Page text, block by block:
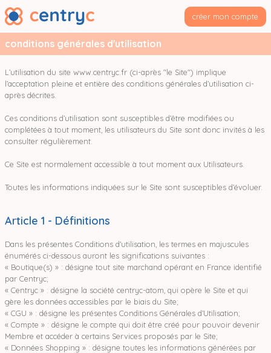
créer mon compte
conditions générales d'utilisation
L’utilisation du site www.centryc.fr (ci-après "le Site") implique
l’acceptation pleine et entière des conditions générales d’utilisation ci-
après décrites.
Ces conditions d’utilisation sont susceptibles d’être modifiées ou
complétées à tout moment, les utilisateurs du Site sont donc invités à les
consulter régulièrement.
Ce Site est normalement accessible à tout moment aux Utilisateurs.
Toutes les informations indiquées sur le Site sont susceptibles d’évoluer.
Article 1 - Définitions
Dans les présentes Conditions d'utilisation, les termes en majuscules
énumérés ci-dessous auront les significations suivantes :
« Boutique(s) » : désigne tout site marchand opérant en France identifié
par Centryc;
« Centryc » : désigne la société centryc-atom, qui opère le Site et qui
gère les données accessibles par le biais du Site;
« CGU » : désigne les présentes Conditions Générales d’Utilisation;
« Compte » : désigne le compte qui doit être créé pour pouvoir devenir
Membre et accéder à certains Services proposés par le Site;
« Données Shopping » : désigne toutes les informations générées par